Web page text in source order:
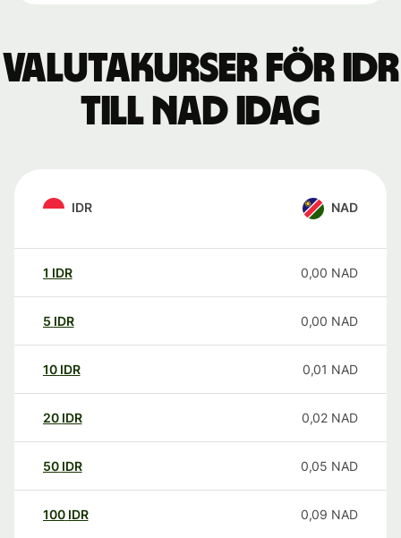
Valutakurser för IDR
till NAD idag
IDR NAD
1 IDR 0,00 NAD
5 IDR 0,00 NAD
10 IDR 0,01 NAD
20 IDR 0,02 NAD
50 IDR 0,05 NAD
100 IDR 0,09 NAD